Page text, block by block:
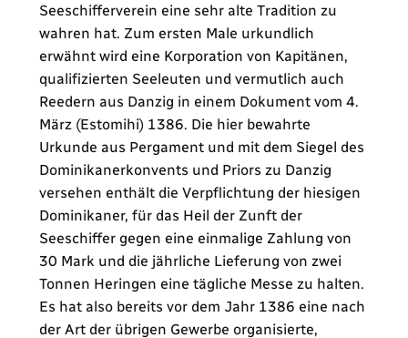
Seeschifferverein eine sehr alte Tradition zu
wahren hat. Zum ersten Male urkundlich
erwähnt wird eine Korporation von Kapitänen,
qualifizierten Seeleuten und vermutlich auch
Reedern aus Danzig in einem Dokument vom 4.
März (Estomihi) 1386. Die hier bewahrte
Urkunde aus Pergament und mit dem Siegel des
Dominikanerkonvents und Priors zu Danzig
versehen enthält die Verpflichtung der hiesigen
Dominikaner, für das Heil der Zunft der
Seeschiffer gegen eine einmalige Zahlung von
30 Mark und die jährliche Lieferung von zwei
Tonnen Heringen eine tägliche Messe zu halten.
Es hat also bereits vor dem Jahr 1386 eine nach
der Art der übrigen Gewerbe organisierte,